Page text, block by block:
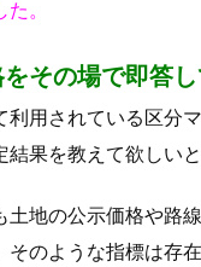
。
その場で即答
利用されている区分
果を教えて欲しい
土地の公示価格や路
そのような指標は存